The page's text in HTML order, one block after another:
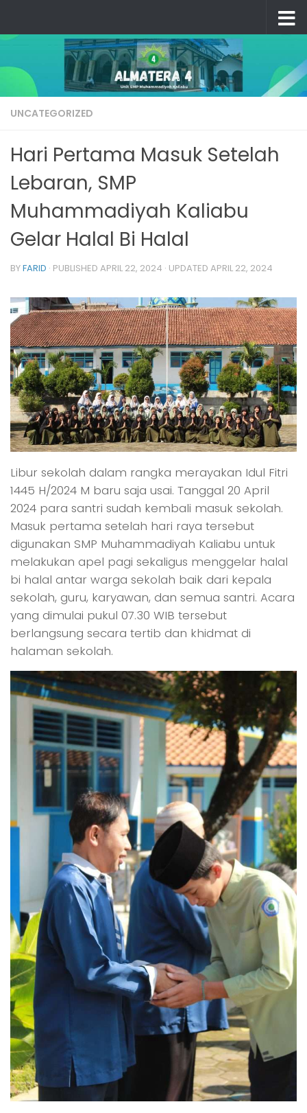
UNCATEGORIZED
Hari Pertama Masuk Setelah
Lebaran, SMP
Muhammadiyah Kaliabu
Gelar Halal Bi Halal
BYFARID · PUBLISHED APRIL 22, 2024 · UPDATED APRIL 22, 2024
Libur sekolah dalam rangka merayakan Idul Fitri
1445 H/2024 M baru saja usai. Tanggal 20 April
2024 para santri sudah kembali masuk sekolah.
Masuk pertama setelah hari raya tersebut
digunakan SMP Muhammadiyah Kaliabu untuk
melakukan apel pagi sekaligus menggelar halal
bi halal antar warga sekolah baik dari kepala
sekolah, guru, karyawan, dan semua santri. Acara
yang dimulai pukul 07.30 WIB tersebut
berlangsung secara tertib dan khidmat di
halaman sekolah.